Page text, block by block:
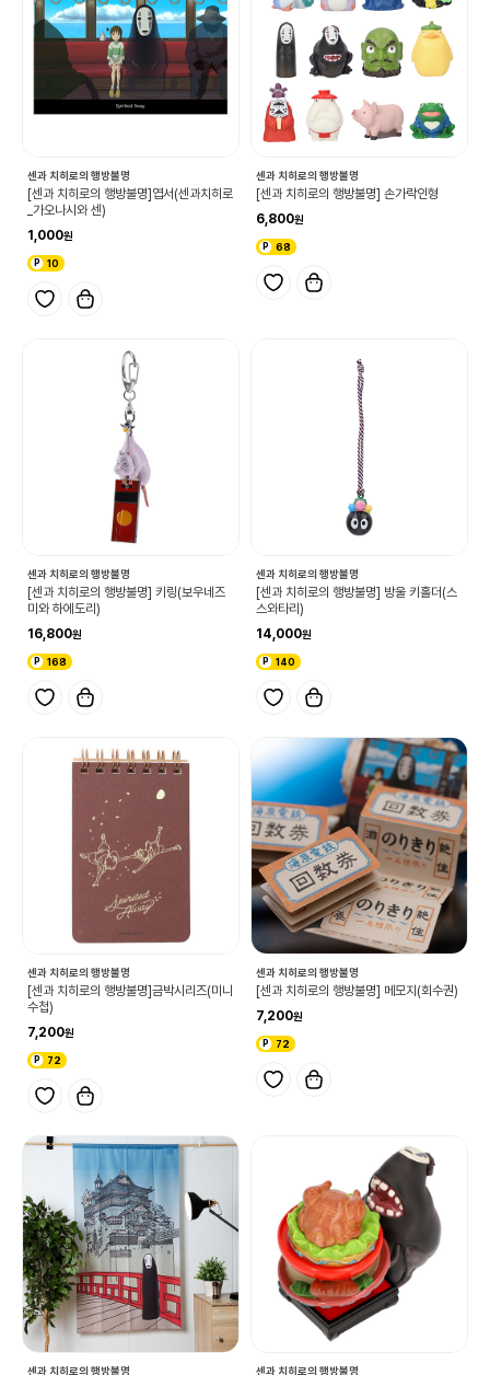
센과 치히로의 행방불명
[센과 치히로의 행방불명]엽서(센과치히로
_가오나시와 센)
1,000
10
센과 치히로의 행방불명
[센과 치히로의 행방불명] 손가락인형
6,800
68
센과 치히로의 행방불명
[센과 치히로의 행방불명] 키링(보우네즈
미와 하에도리)
16,800
168
센과 치히로의 행방불명
[센과 치히로의 행방불명] 방울 키홀더(스
스와타리)
14,000
140
센과 치히로의 행방불명
[센과 치히로의 행방불명]금박시리즈(미니
수첩)
7,200
72
센과 치히로의 행방불명
[센과 치히로의 행방불명] 메모지(회수권)
7,200
72
센과 치히로의 행방불명 센과 치히로의 행방불명